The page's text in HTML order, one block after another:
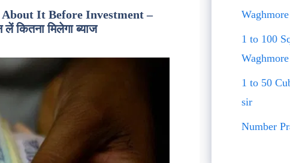
It Before Investment –
कितना मिलेगा ब्याज
1 to 100
1 to 50
sir
Number